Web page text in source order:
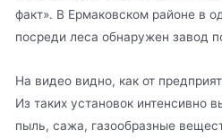
факт». В Ермаковском районе в
посреди леса обнаружен завод
На видео видно, как от
Из таких установок интенсивно
пыль, сажа, газообразные